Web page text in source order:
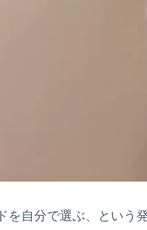
を自分で選ぶ、という